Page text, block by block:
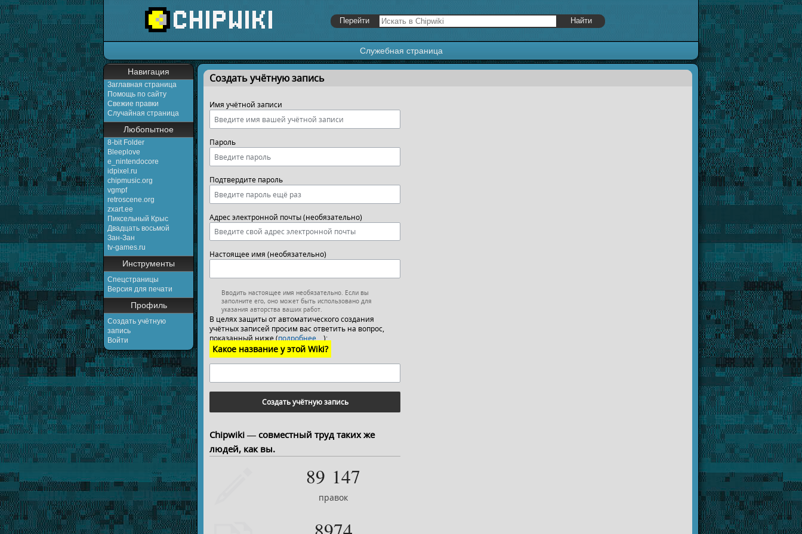
Служебная страница
Навигация
Заглавная страница
Помощь по сайту
Свежие правки
Случайная страница
Любопытное
8-bit Folder
Bleeplove
e_nintendocore
idpixel.ru
chipmusic.org
vgmpf
retroscene.org
zxart.ee
Пиксельный Крыс
Двадцать восьмой
Зан-Зан
tv-games.ru
Инструменты
Спецстраницы
Версия для печати
Профиль
Создать учётную
запись
Войти
Перейти к:навигация,поиск
Создать учётную запись
Имя учётной записи
Пароль
Подтвердите пароль
Адрес электронной почты (необязательно)
Настоящее имя (необязательно)
Вводить настоящее имя необязательно. Если вы
заполните его, оно может быть использовано для
указания авторства ваших работ.
В целях защиты от автоматического создания
учётных записей просим вас ответить на вопрос,
показанный ниже (подробнее…):
Какое название у этой Wiki?
Создать учётную запись
Chipwiki — совместный труд таких же
людей, как вы.
89 147
правок